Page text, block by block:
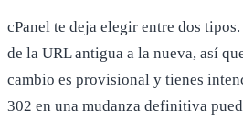
cPanel te deja elegir entre dos
de la URL antigua a la nueva, así
cambio es provisional y tienes
302 en una mudanza definitiva